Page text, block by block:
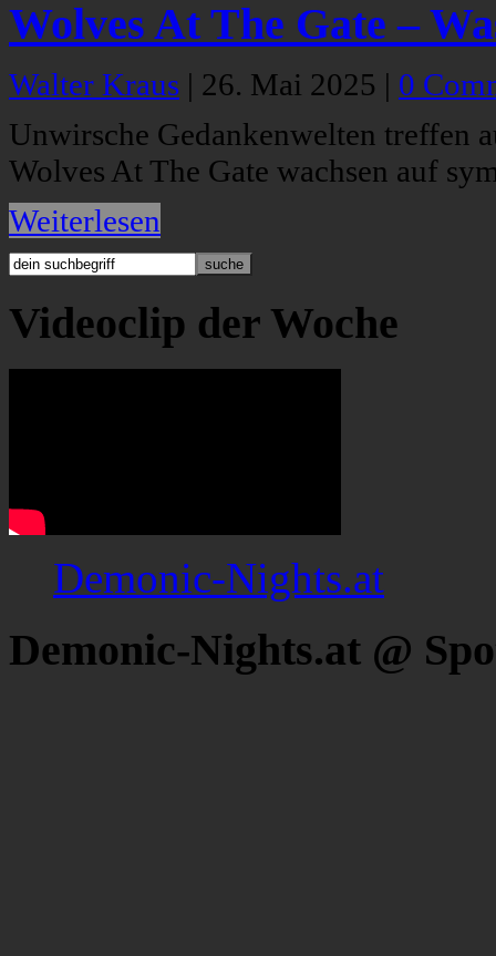
Wolves At The Gate –
Walter Kraus | 26. Mai 2025 | 0
Unwirsche Gedankenwelten treffen
Wolves At The Gate wachsen auf
Weiterlesen
Videoclip der Woche
Demonic-Nights.at
Demonic-Nights.at @